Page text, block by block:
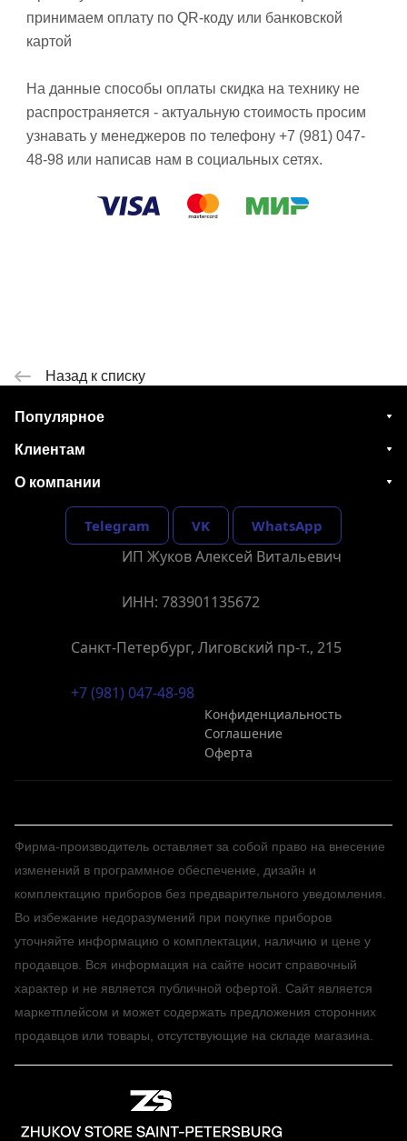
принимаем оплату по QR-коду или банковской
картой
На данные способы оплаты скидка на технику не
распространяется - актуальную стоимость просим
узнавать у менеджеров по телефону +7 (981) 047-
48-98 или написав нам в социальных сетях.
Назад к списку
Популярное
Клиентам
О компании
Telegram VK WhatsApp
ИП Жуков Алексей Витальевич
ИНН: 783901135672
Санкт-Петербург, Лиговский пр-т., 215
+7 (981) 047-48-98
Конфиденциальность
Соглашение
Оферта
Фирма-производитель оставляет за собой право на внесение
изменений в программное обеспечение, дизайн и
комплектацию приборов без предварительного уведомления.
Во избежание недоразумений при покупке приборов
уточняйте информацию о комплектации, наличию и цене у
продавцов. Вся информация на сайте носит справочный
характер и не является публичной офертой. Сайт является
маркетплейсом и может содержать предложения сторонних
продавцов или товары, отсутствующие на складе магазина.